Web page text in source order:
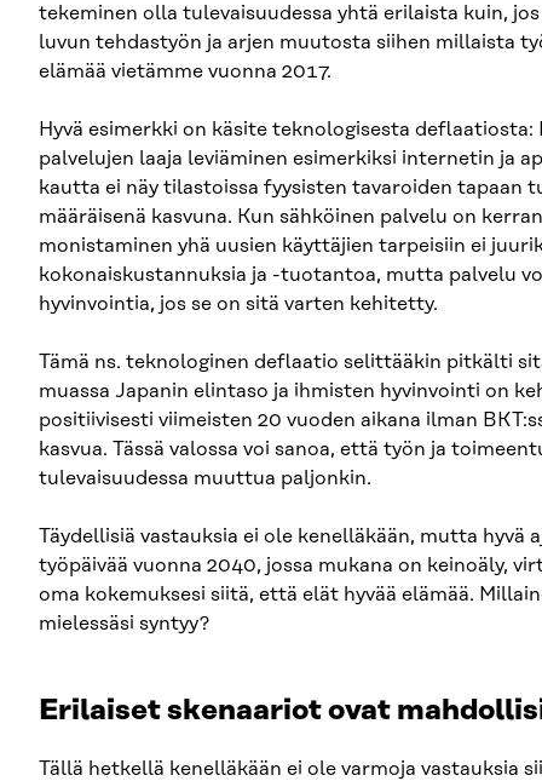
tekeminen olla tulevaisuudessa yhtä erilaista kuin,
luvun tehdastyön ja arjen muutosta siihen millaista
elämää vietämme vuonna 2017.
Hyvä esimerkki on käsite teknologisesta deflaatiosta:
palvelujen laaja leviäminen esimerkiksi internetin ja
kautta ei näy tilastoissa fyysisten tavaroiden tapaan
määräisenä kasvuna. Kun sähköinen palvelu on
monistaminen yhä uusien käyttäjien tarpeisiin ei
kokonaiskustannuksia ja -tuotantoa, mutta palvelu
hyvinvointia, jos se on sitä varten kehitetty.
Tämä ns. teknologinen deflaatio selittääkin pitkälti
muassa Japanin elintaso ja ihmisten hyvinvointi on
positiivisesti viimeisten 20 vuoden aikana ilman
kasvua. Tässä valossa voi sanoa, että työn ja
tulevaisuudessa muuttua paljonkin.
Täydellisiä vastauksia ei ole kenelläkään, mutta hyvä
työpäivää vuonna 2040, jossa mukana on keinoäly,
oma kokemuksesi siitä, että elät hyvää elämää.
mielessäsi syntyy?
Erilaiset skenaariot ovat
Tällä hetkellä kenelläkään ei ole varmoja vastauksia